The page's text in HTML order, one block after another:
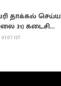
தாக்கல் செய்ய
31) கடைசி
IST